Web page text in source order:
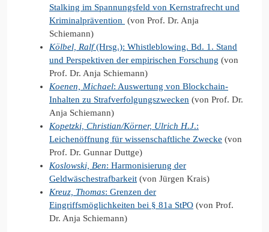
Stalking im Spannungsfeld von Kernstrafrecht und
Kriminalprävention (von Prof. Dr. Anja
Schiemann)
Kölbel, Ralf(Hrsg.): Whistleblowing. Bd. 1. Stand
und Perspektiven der empirischen Forschung (von
Prof. Dr. Anja Schiemann)
Koenen, Michael: Auswertung von Blockchain-
Inhalten zu Strafverfolgungszwecken (von Prof. Dr.
Anja Schiemann)
Kopetzki, Christian/Körner, Ulrich H.J.:
Leichenöffnung für wissenschaftliche Zwecke (von
Prof. Dr. Gunnar Duttge)
Koslowski, Ben: Harmonisierung der
Geldwäschestrafbarkeit (von Jürgen Krais)
Kreuz, Thomas: Grenzen der
Eingriffsmöglichkeiten bei § 81a StPO (von Prof.
Dr. Anja Schiemann)